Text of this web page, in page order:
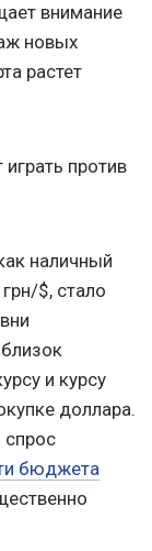
внимание
новых
растет
против
наличный
$, стало
и курсу
доллара.
спрос
бюджета